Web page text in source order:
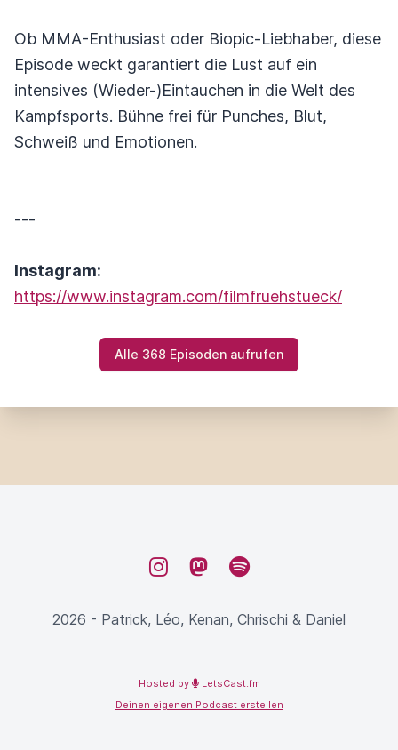
Ob MMA-Enthusiast oder Biopic-Liebhaber, diese
Episode weckt garantiert die Lust auf ein
intensives (Wieder-)Eintauchen in die Welt des
Kampfsports. Bühne frei für Punches, Blut,
Schweiß und Emotionen.
---
Instagram:
https://www.instagram.com/filmfruehstueck/
Alle 368 Episoden aufrufen
InstagramMastodon
Spotify
2026 - Patrick, Léo, Kenan, Chrischi & Daniel
Hosted by
LetsCast.fm
Deinen eigenen Podcast erstellen